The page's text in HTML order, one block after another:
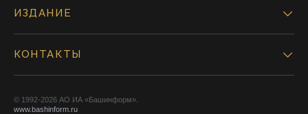
ИЗДАНИЕ
КОНТАКТЫ
© 1992-2026 АО ИА «Башинформ».
www.bashinform.ru